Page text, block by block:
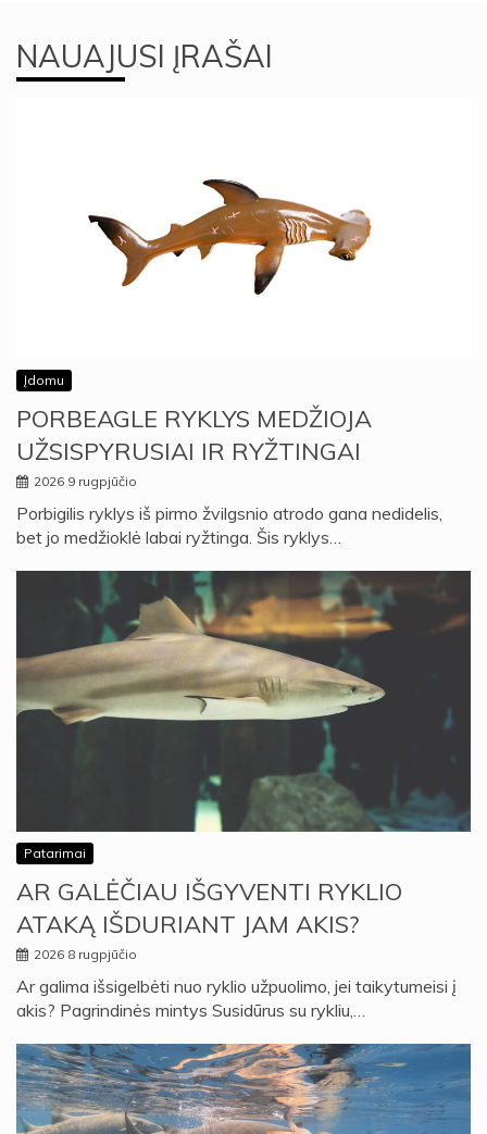
NAUAJUSI ĮRAŠAI
Įdomu
PORBEAGLE RYKLYS MEDŽIOJA
UŽSISPYRUSIAI IR RYŽTINGAI
2026 9 rugpjūčio
Porbigilis ryklys iš pirmo žvilgsnio atrodo gana nedidelis,
bet jo medžioklė labai ryžtinga. Šis ryklys…
Patarimai
AR GALĖČIAU IŠGYVENTI RYKLIO
ATAKĄ IŠDURIANT JAM AKIS?
2026 8 rugpjūčio
Ar galima išsigelbėti nuo ryklio užpuolimo, jei taikytumeisi į
akis? Pagrindinės mintys Susidūrus su rykliu,…